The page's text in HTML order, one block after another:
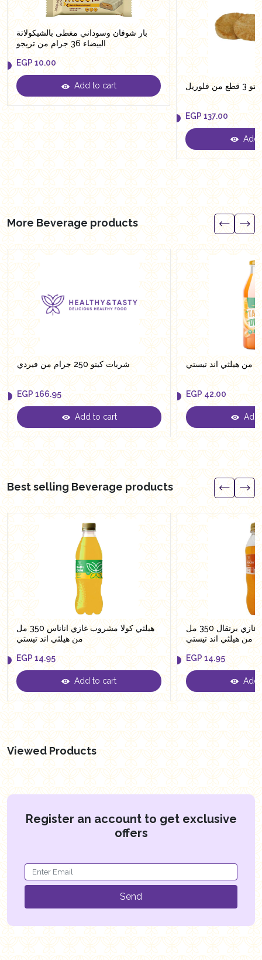
بار شوفان وسوداني مغطى بالشيكولاتة
البيضاء 36 جرام من تريجو
EGP
EGP 10.00
Add to cart فلوريل
EGP
EGP137.00
Add
More Beverage products
شربات كيتو 250 جرام من فيردي
EGP
EGP 166.95
Add to cart EGP
EGP 42.00
Add
Best selling Beverage products
هيلثي كولا مشروب غازي اناناس 350 مل
من هيلثي اند تيستي
EGP
EGP 14.95
Add to cart
هيلثي كولا مشروب غازي برتقال 350 مل
من هيلثي اند تيستي
EGP
EGP 14.95
Add
Viewed Products
Register an account to get exclusive
offers
Send